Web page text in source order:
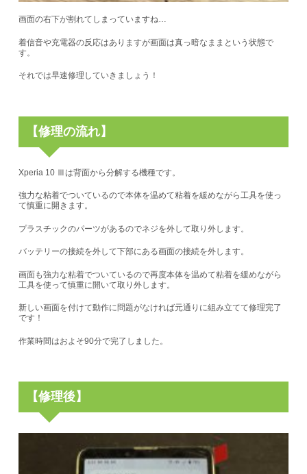
画面の右下が割れてしまっていますね…
着信音や充電器の反応はありますが画面は真っ暗なままという状態で
す。
それでは早速修理していきましょう！
【修理の流れ】
Xperia 10 Ⅲは背面から分解する機種です。
強力な粘着でついているので本体を温めて粘着を緩めながら工具を使っ
て慎重に開きます。
プラスチックのパーツがあるのでネジを外して取り外します。
バッテリーの接続を外して下部にある画面の接続を外します。
画面も強力な粘着でついているので再度本体を温めて粘着を緩めながら
工具を使って慎重に開いて取り外します。
新しい画面を付けて動作に問題がなければ元通りに組み立てて修理完了
です！
作業時間はおよそ90分で完了しました。
【修理後】